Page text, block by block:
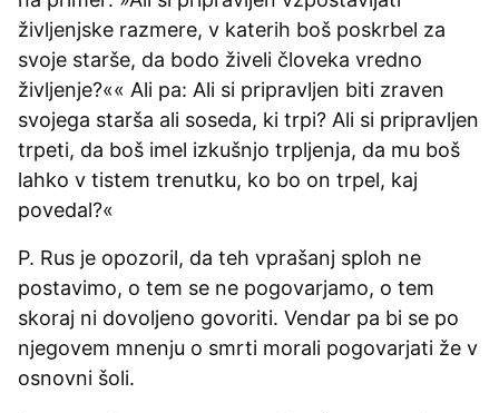
življenjske razmere, v katerih boš poskrbel za
svoje starše, da bodo živeli človeka vredno
življenje?«« Ali pa: Ali si pripravljen biti zraven
svojega starša ali soseda, ki trpi? Ali si pripravljen
trpeti, da boš imel izkušnjo trpljenja, da mu boš
lahko v tistem trenutku, ko bo on trpel, kaj
povedal?«
P. Rus je opozoril, da teh vprašanj sploh ne
postavimo, o tem se ne pogovarjamo, o tem
skoraj ni dovoljeno govoriti. Vendar pa bi se po
njegovem mnenju o smrti morali pogovarjati že v
osnovni šoli.